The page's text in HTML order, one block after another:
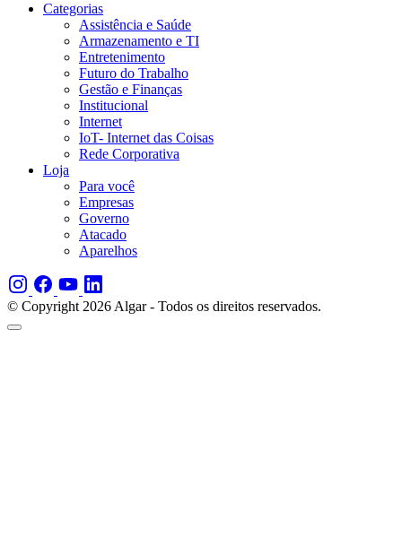
Categorias
Assistência e Saúde
Armazenamento e TI
Entretenimento
Futuro do Trabalho
Gestão e Finanças
Institucional
Internet
IoT- Internet das Coisas
Rede Corporativa
Loja
Para você
Empresas
Governo
Atacado
Aparelhos
© Copyright 2026 Algar - Todos os direitos reservados.